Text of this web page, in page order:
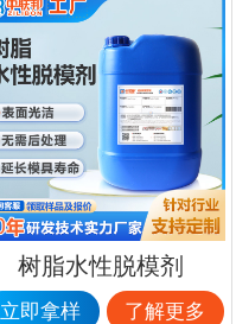
树脂水性脱模剂
立即拿样 了解更多